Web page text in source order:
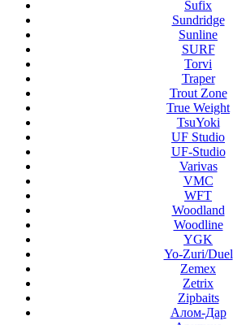
Sufix
Sundridge
Sunline
SURF
Torvi
Traper
Trout Zone
True Weight
TsuYoki
UF Studio
UF-Studio
Varivas
VMC
WFT
Woodland
Woodline
YGK
Yo-Zuri/Duel
Zemex
Zetrix
Zipbaits
Алом-Дар